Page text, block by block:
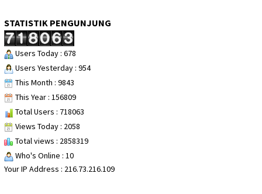
STATISTIK PENGUNJUNG
Users Today : 678
Users Yesterday : 954
This Month : 9843
This Year : 156809
Total Users : 718063
Views Today : 2058
Total views : 2858319
Who's Online : 10
Your IP Address : 216.73.216.109